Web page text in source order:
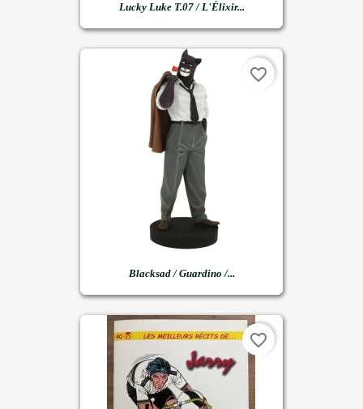
Lucky Luke T.07 / L'Élixir...
Blacksad / Guardino /...
favorite_border
favorite_border